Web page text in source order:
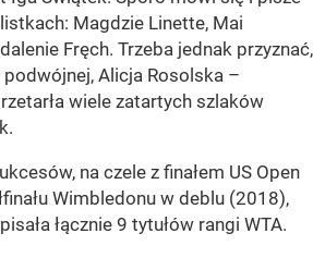
Magdzie Linette, Mai
Fręch. Trzeba jednak przyznać,
Alicja Rosolska –
wiele zatartych szlaków
na czele z finałem US Open
Wimbledonu w deblu (2018),
łącznie 9 tytułów rangi WTA.